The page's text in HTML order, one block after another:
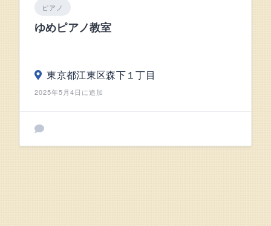
ピアノ
ゆめピアノ教室
東京都江東区森下１丁目
2025年5月4日に追加